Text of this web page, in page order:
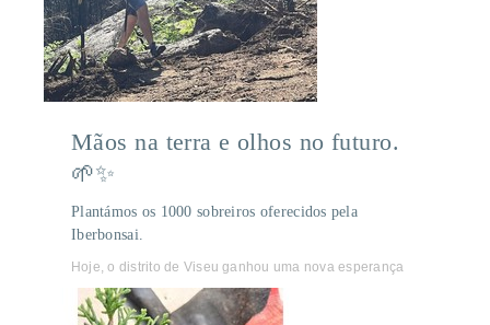
Mãos na terra e olhos no futuro.
🌱✨
Plantámos os 1000 sobreiros oferecidos pela
Iberbonsai.
Hoje, o distrito de Viseu ganhou uma nova esperança